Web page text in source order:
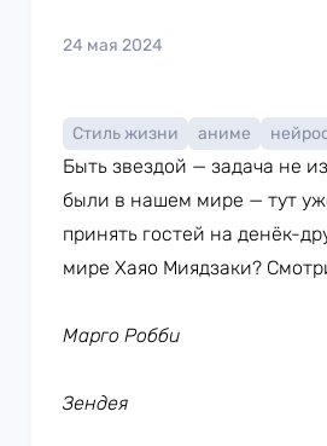
24 мая 2024
Стиль жизни аниме
Быть звездой — задача не
были в нашем мире — тут
принять гостей на денёк-
мире Хаяо Миядзаки?
Марго Робби
Зендея